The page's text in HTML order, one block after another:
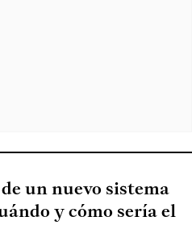
un nuevo sistema
y cómo sería el